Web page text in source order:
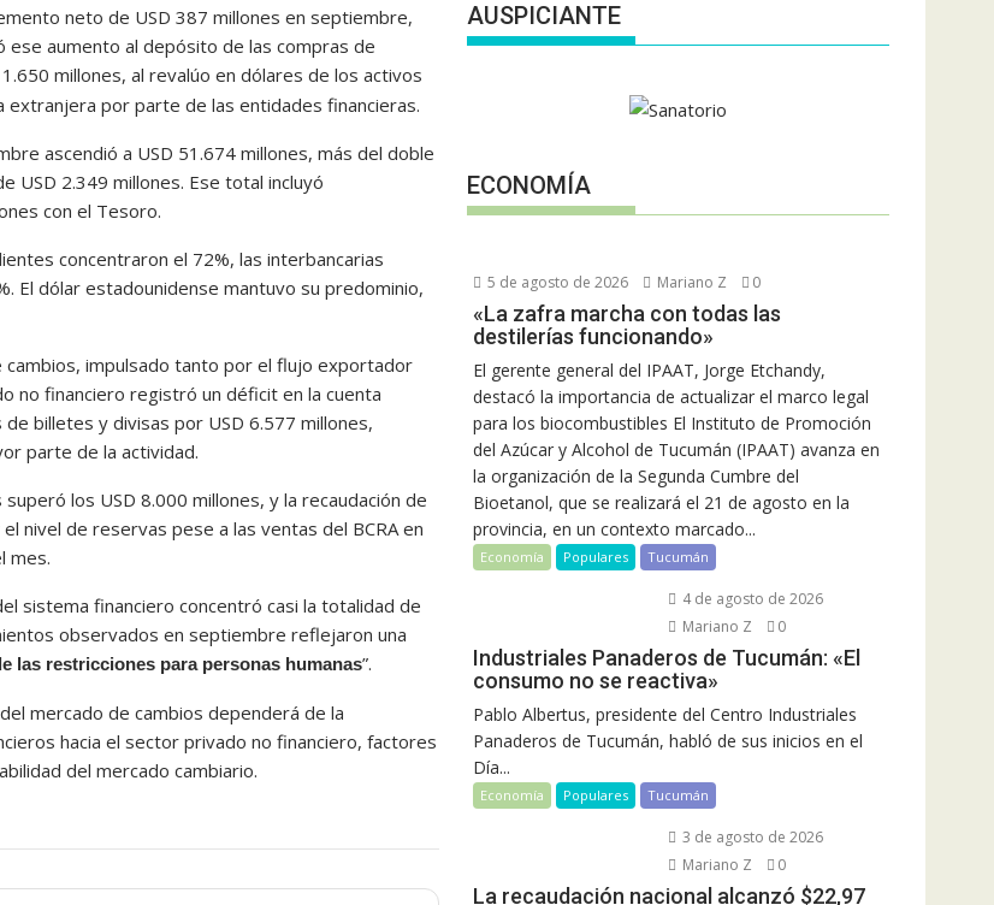
neto de USD 387 millones en septiembre,
ese aumento al depósito de las compras de
millones, al revalúo en dólares de los activos
extranjera por parte de las entidades financieras.
ascendió a USD 51.674 millones, más del doble
USD 2.349 millones. Ese total incluyó
con el Tesoro.
concentraron el 72%, las interbancarias
El dólar estadounidense mantuvo su predominio,
impulsado tanto por el flujo exportador
no financiero registró un déficit en la cuenta
billetes y divisas por USD 6.577 millones,
parte de la actividad.
los USD 8.000 millones, y la recaudación de
nivel de reservas pese a las ventas del BCRA en
mes.
sistema financiero concentró casi la totalidad de
observados en septiembre reflejaron una
las restricciones para personas humanas”.
mercado de cambios dependerá de la
hacia el sector privado no financiero, factores
del mercado cambiario.
AUSPICIANTE
ECONOMÍA
5 de agosto de 2026 Mariano Z 0
«La zafra marcha con todas las
destilerías funcionando»
El gerente general del IPAAT, Jorge Etchandy,
destacó la importancia de actualizar el marco legal
para los biocombustibles El Instituto de Promoción
del Azúcar y Alcohol de Tucumán (IPAAT) avanza en
la organización de la Segunda Cumbre del
Bioetanol, que se realizará el 21 de agosto en la
provincia, en un contexto marcado...
Economía Populares Tucumán
4 de agosto de 2026
Mariano Z
0
Industriales Panaderos de Tucumán: «El
consumo no se reactiva»
Pablo Albertus, presidente del Centro Industriales
Panaderos de Tucumán, habló de sus inicios en el
Día...
Economía Populares Tucumán
3 de agosto de 2026
Mariano Z
0
La recaudación nacional alcanzó $22,97